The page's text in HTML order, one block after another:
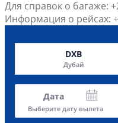
Для справок о багаже:
Информация о рейсах:
DXB
Дубай
Дата
Выберите дату вылета